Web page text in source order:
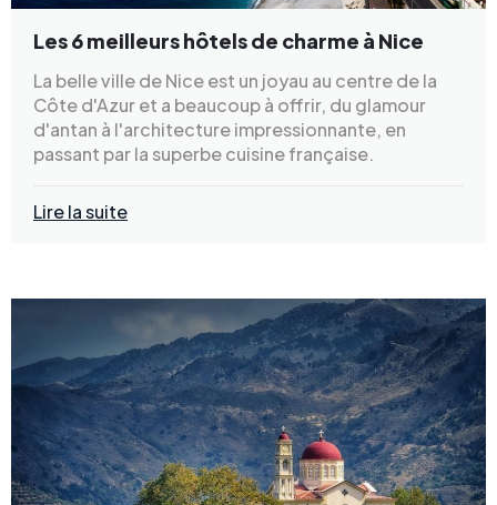
Les 6 meilleurs hôtels de charme à Nice
La belle ville de Nice est un joyau au centre de la
Côte d'Azur et a beaucoup à offrir, du glamour
d'antan à l'architecture impressionnante, en
passant par la superbe cuisine française.
Lire la suite